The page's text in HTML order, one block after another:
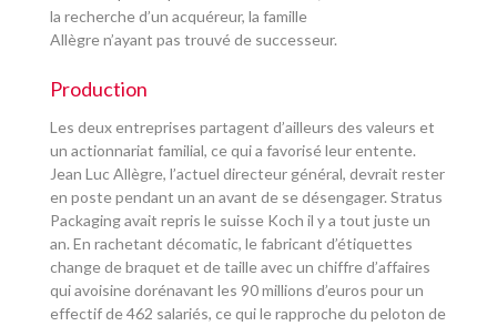
la recherche d’un acquéreur, la famille
Allègre n’ayant pas trouvé de successeur.
Production
Les deux entreprises partagent d’ailleurs des valeurs et
un actionnariat familial, ce qui a favorisé leur entente.
Jean Luc Allègre, l’actuel directeur général, devrait rester
en poste pendant un an avant de se désengager. Stratus
Packaging avait repris le suisse Koch il y a tout juste un
an. En rachetant décomatic, le fabricant d’étiquettes
change de braquet et de taille avec un chiffre d’affaires
qui avoisine dorénavant les 90 millions d’euros pour un
effectif de 462 salariés, ce qui le rapproche du peloton de